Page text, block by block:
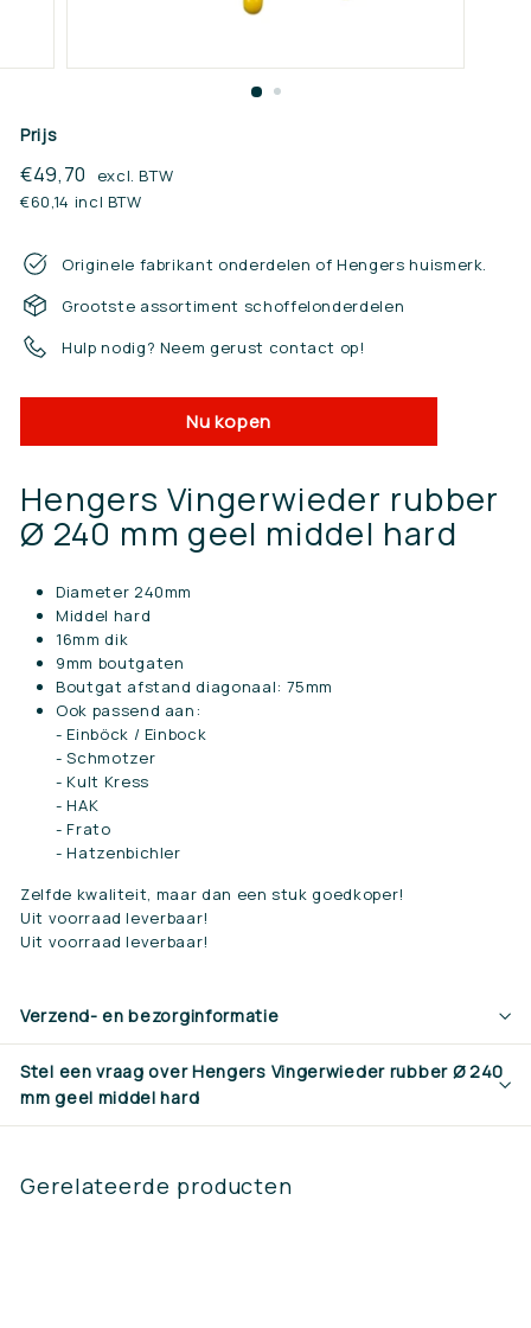
Prijs
Reguliere
prijs
€49,70 €49,70
excl. BTW
€60,14 incl BTW
Originele fabrikant onderdelen of Hengers huismerk.
Grootste assortiment schoffelonderdelen
Hulp nodig? Neem gerust contact op!
Nu kopen
Hengers Vingerwieder rubber
Ø 240 mm geel middel hard
Diameter 240mm
Middel hard
16mm dik
9mm boutgaten
Boutgat afstand diagonaal: 75mm
Ook passend aan:
- Einböck / Einbock
- Schmotzer
- Kult Kress
- HAK
- Frato
- Hatzenbichler
Zelfde kwaliteit, maar dan een stuk goedkoper!
Uit voorraad leverbaar!
Uit voorraad leverbaar!
Verzend- en bezorginformatie
Stel een vraag over Hengers Vingerwieder rubber Ø 240
mm geel middel hard
Gerelateerde producten